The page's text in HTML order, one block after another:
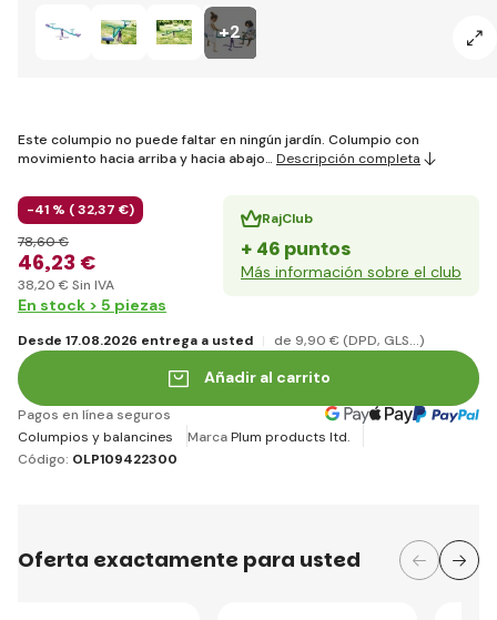
+2
Este columpio no puede faltar en ningún jardín. Columpio con
movimiento hacia arriba y hacia abajo… Descripción completa
-41 % (32,37 €)
46,23 €
78,60 €
38,20 € Sin IVA
RajClub
+ 46 puntos
Más información sobre el club
En stock > 5 piezas
Desde 17.08.2026 entrega a usted de 9,90 € (DPD, GLS...)
Añadir al carrito
Pagos en línea seguros
Columpios y balancines
MarcaPlum products ltd.
Código: OLP109422300
Oferta exactamente para usted